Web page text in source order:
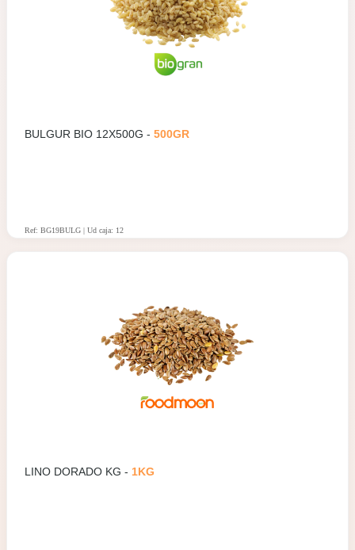
BULGUR BIO 12X500G - 500GR
Ref: BG19BULG | Ud caja: 12
LINO DORADO KG - 1KG